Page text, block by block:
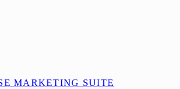
MARKETING SUITE